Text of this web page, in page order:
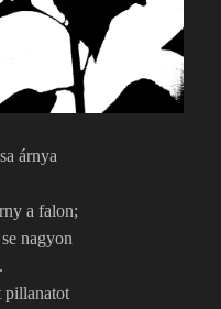
árnya
a falon;
nagyon
pillanatot